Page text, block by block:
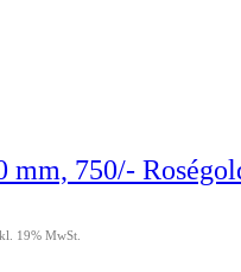
mm, 750/-
19% MwSt.